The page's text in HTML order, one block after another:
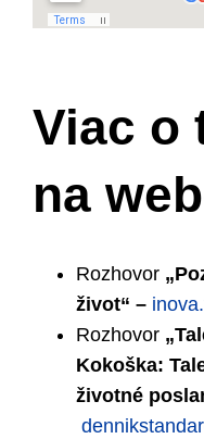
Viac o
na
Rozhovor
život“ –
Rozhovor
Kokoška:
životné